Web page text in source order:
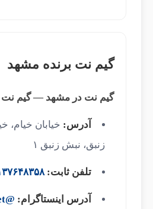
گیم نت برنده مشهد
گیم نت در مشهد — گیم نت
آدرس:
زنبق، نبش زنبق ۱
تلفن ثابت:
آدرس اینستاگرام: @vivagamenet